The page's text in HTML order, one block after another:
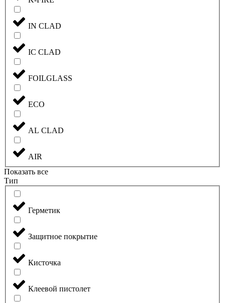
IN CLAD
IC CLAD
FOILGLASS
ECO
AL CLAD
AIR
Показать все
Тип
Герметик
Защитное покрытие
Кисточка
Клеевой пистолет